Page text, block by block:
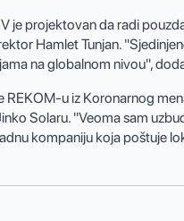
je projektovan da radi
Hamlet Tunjan.
na globalnom nivou",
REKOM-u iz Koronarnog
Solaru. "Veoma sam
kompaniju koja poštuje